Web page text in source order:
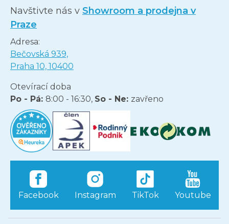
Navštivte nás v Showroom a prodejna v
Praze
Adresa:
Bečovská 939,
Praha 10, 10400
Otevírací doba
Po - Pá: 8:00 - 16:30, So - Ne: zavřeno
Facebook Instagram TikTok Youtube